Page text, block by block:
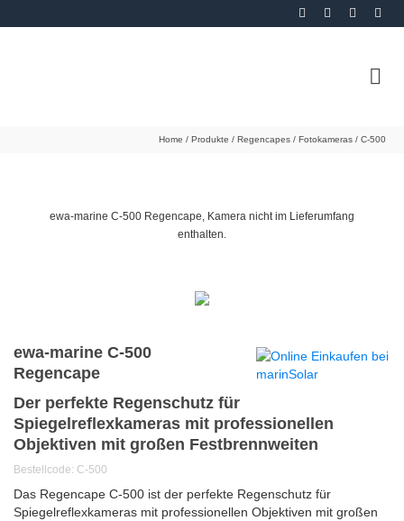
Home / Produkte / Regencapes / Fotokameras / C-500
ewa-marine C-500 Regencape, Kamera nicht im Lieferumfang
enthalten.
ewa-marine C-500
Regencape
Der perfekte Regenschutz für
Spiegelreflexkameras mit professionellen
Objektiven mit großen Festbrennweiten
Bestellcode: C-500
Das Regencape C-500 ist der perfekte Regenschutz für
Spiegelreflexkameras mit professionellen Objektiven mit großen